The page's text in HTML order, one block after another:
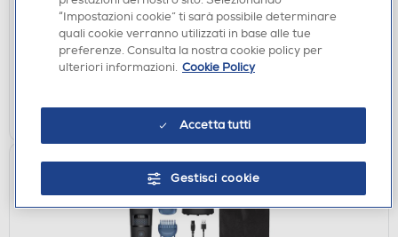
€ 69,90
Acquisto online:disponibile
Ritiro in negozio in 30' gratuito:verifica
AGGIUNGI
“Impostazioni cookie” ti sarà possibile determinare
quali cookie verranno utilizzati in base alle tue
preferenze. Consulta la nostra cookie policy per
ulteriori informazioni. Cookie Policy
Accetta tutti
Gestisci cookie